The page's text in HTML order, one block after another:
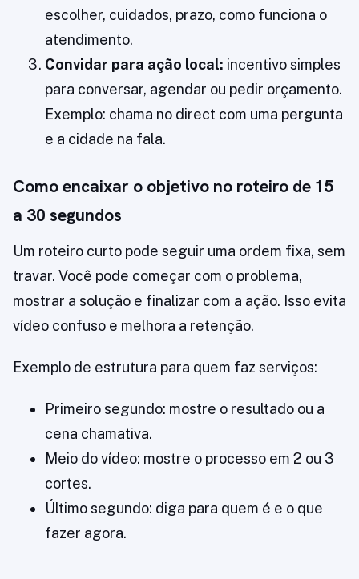
escolher, cuidados, prazo, como funciona o
atendimento.
Convidar para ação local: incentivo simples
para conversar, agendar ou pedir orçamento.
Exemplo: chama no direct com uma pergunta
e a cidade na fala.
Como encaixar o objetivo no roteiro de 15
a 30 segundos
Um roteiro curto pode seguir uma ordem fixa, sem
travar. Você pode começar com o problema,
mostrar a solução e finalizar com a ação. Isso evita
vídeo confuso e melhora a retenção.
Exemplo de estrutura para quem faz serviços:
Primeiro segundo: mostre o resultado ou a
cena chamativa.
Meio do vídeo: mostre o processo em 2 ou 3
cortes.
Último segundo: diga para quem é e o que
fazer agora.